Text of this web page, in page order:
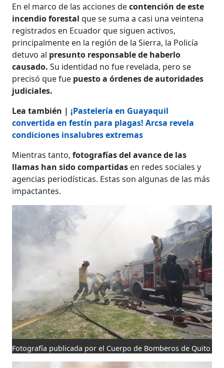
En el marco de las acciones decontención de este
incendio forestal que se suma a casi una veintena
registrados en Ecuador que siguen activos,
principalmente en la región de la Sierra, la Policía
detuvo al presunto responsable de haberlo
causado.Su identidad no fue revelada, pero se
precisó que fue puesto a órdenes de autoridades
judiciales.
Lea también | ¡Pastelería en Guayaquil
convertida en festín para plagas! Arcsa revela
condiciones insalubres extremas
Mientras tanto,fotografías del avance de las
llamas han sido compartidas en redes sociales y
agencias periodísticas. Estas son algunas de las más
impactantes.
Fotografía publicada por el Cuerpo de Bomberos de Quito